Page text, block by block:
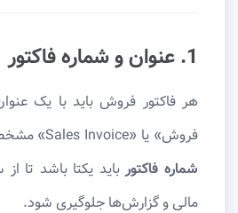
1. عنوان و شماره فاکتور
هر فاکتور فروش باید با یک
فروش» یا «Sales Invoice» مشخص شود. علاوه بر آن،
شماره فاکتورباید یکتا باشد تا
مالی و گزارش‌ها جلوگیری شود.